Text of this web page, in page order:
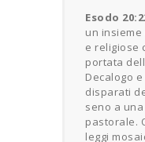
Esodo
un
e religiose
portata
Decalogo
disparati
seno a
pastorale.
leggi